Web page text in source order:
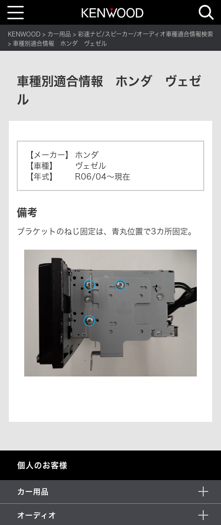
T
l
e
n
g
a
o
KENWOOD カー用品
彩速ナビ/スピーカー/オーディオ車種適合情報検索
車種別適合情報 ホンダ ヴェゼル
車種別適合情報 ホンダ ヴェゼ
ル
【メーカー】
ホンダ
【車種】
ヴェゼル
【年式】
R06/04～現在
備考
ブラケットのねじ固定は、青丸位置で3カ所固定。
個人のお客様
カー用品
オーディオ